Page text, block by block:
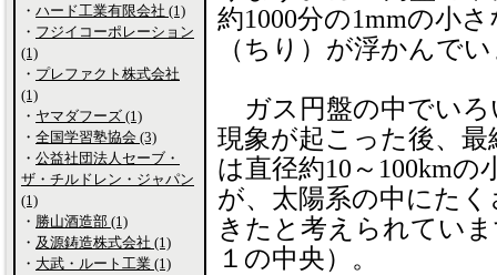
約1000分の1mmの小
（ちり）が浮かんで
ガス円盤の中でいろ
現象が起こった後、最
は直径約10～100kmの
が、太陽系の中にた
きたと考えられてい
１の中央）。
・ ハード工業有限会社 (1)
・ フジイコーポレーション
(1)
・ プレファクト株式会社
(1)
・ ヤマダフーズ (1)
・ 全国学習塾協会 (3)
・ 公益社団法人セーブ・
ザ・チルドレン・ジャパン
(1)
・ 勝山酒造部 (1)
・ 及源鋳造株式会社 (1)
・ 大武・ルート工業 (1)